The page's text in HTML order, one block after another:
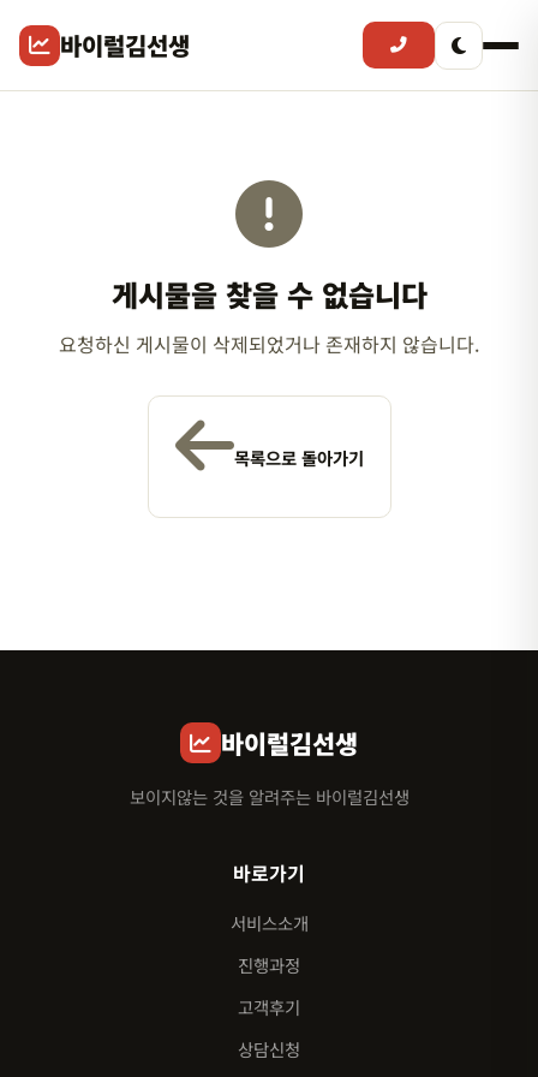
바이럴김선생
게시물을 찾을 수 없습니다
요청하신 게시물이 삭제되었거나 존재하지 않습니다.
목록으로 돌아가기
바이럴김선생
보이지않는 것을 알려주는 바이럴김선생
바로가기
서비스소개
진행과정
고객후기
상담신청